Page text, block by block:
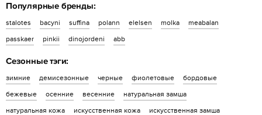
Популярные бренды:
stalotes bacyni suffina polann elelsen molka
meabalan
passkaer
pinkii dinojordeni abb
Сезонные тэги:
зимние демисезонные черные фиолетовые
бордовые
бежевые
осенние весенние
натуральная замша
натуральная кожа
искусственная кожа
искусственная замша